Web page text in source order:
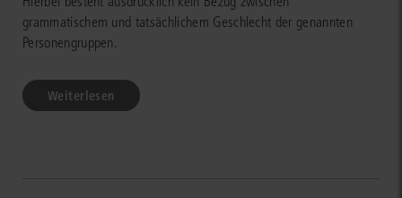
grammatischem und tatsächlichem Geschlecht der genannten
Personengruppen.
Weiterlesen